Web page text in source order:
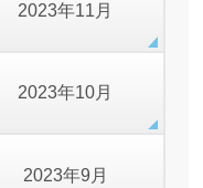
2023年11月
2023年10月
2023年9月